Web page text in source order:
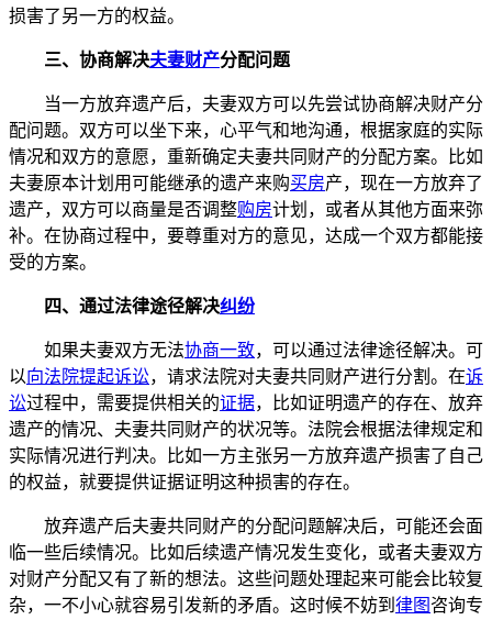
损害了另一方的权益。
三、协商解决夫妻财产分配问题
当一方放弃遗产后，夫妻双方可以先尝试协商解决财产分
配问题。双方可以坐下来，心平气和地沟通，根据家庭的实际
情况和双方的意愿，重新确定夫妻共同财产的分配方案。比如
夫妻原本计划用可能继承的遗产来购买房产，现在一方放弃了
遗产，双方可以商量是否调整购房计划，或者从其他方面来弥
补。在协商过程中，要尊重对方的意见，达成一个双方都能接
受的方案。
四、通过法律途径解决纠纷
如果夫妻双方无法协商一致，可以通过法律途径解决。可
以向法院提起诉讼，请求法院对夫妻共同财产进行分割。在诉
讼过程中，需要提供相关的证据，比如证明遗产的存在、放弃
遗产的情况、夫妻共同财产的状况等。法院会根据法律规定和
实际情况进行判决。比如一方主张另一方放弃遗产损害了自己
的权益，就要提供证据证明这种损害的存在。
放弃遗产后夫妻共同财产的分配问题解决后，可能还会面
临一些后续情况。比如后续遗产情况发生变化，或者夫妻双方
对财产分配又有了新的想法。这些问题处理起来可能会比较复
杂，一不小心就容易引发新的矛盾。这时候不妨到 律图 咨询专